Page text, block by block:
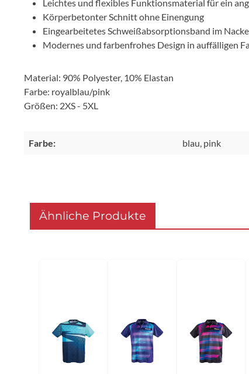
Leichtes und flexibles Funktionsmaterial für ein
Körperbetonter Schnitt ohne Einengung
Eingearbeitetes Schweißabsorptionsband im
Modernes und farbenfrohes Design in auffälligen
Material: 90% Polyester, 10% Elastan
Farbe: royalblau/pink
Größen: 2XS - 5XL
Farbe: blau, pink
Ähnliche Produkte